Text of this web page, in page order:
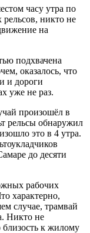
часу утра по
рельсов, никто не
на
подхвачена
оказалось, что
и дороги
уже не раз.
произошёл в
рельсы обнаружил
это в 4 утра.
до десяти
рабочих
характерно,
случае, трамвай
Никто не
близость к жилому